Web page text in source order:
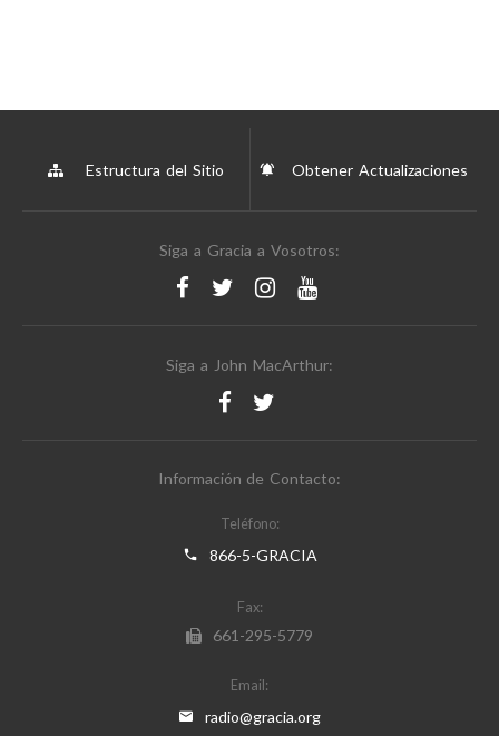
Estructura del Sitio Obtener Actualizaciones
Siga a Gracia a Vosotros:
Siga a John MacArthur:
Información de Contacto:
Teléfono:
866-5-GRACIA
Fax:
661-295-5779
Email:
radio@gracia.org